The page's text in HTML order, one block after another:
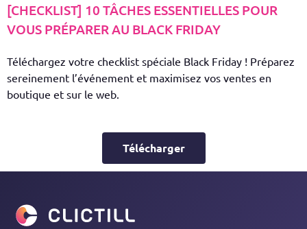
[CHECKLIST] 10 TÂCHES ESSENTIELLES POUR
VOUS PRÉPARER AU BLACK FRIDAY
Téléchargez votre checklist spéciale Black Friday ! Préparez
sereinement l’événement et maximisez vos ventes en
boutique et sur le web.
Télécharger